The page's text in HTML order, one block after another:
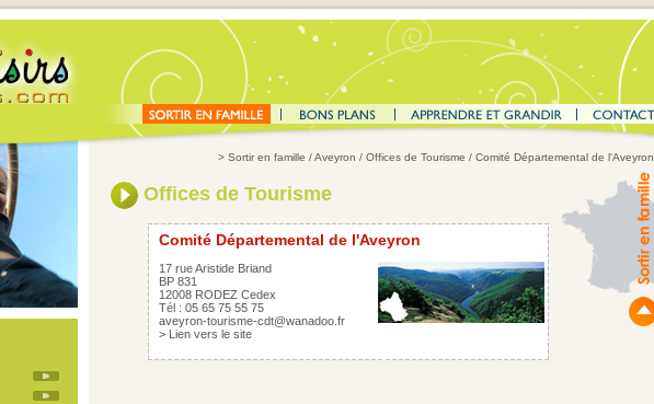
> Sortir en famille /Aveyron / Offices de Tourisme / Comité Départemental de l'Aveyron
Offices de Tourisme
Comité Départemental de l'Aveyron
17 rue Aristide Briand
BP 831
12008 RODEZ Cedex
Tél : 05 65 75 55 75
aveyron-tourisme-cdt@wanadoo.fr
> Lien vers le site